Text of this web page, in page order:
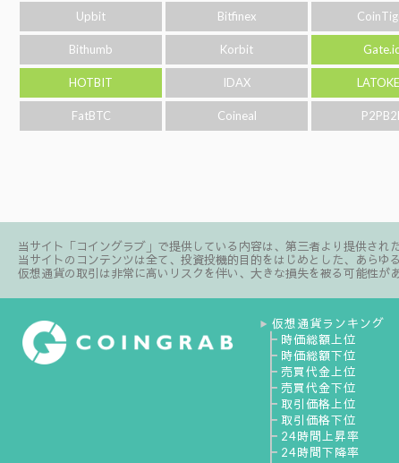
Upbit Bitfinex
Bithumb Korbit
HOTBIT IDAX
FatBTC Coineal
当サイト「コイングラブ」で提供している内容は、第三者より提供さ
当サイトのコンテンツは全て、投資投機的目的をはじめとした、あらゆ
仮想通貨の取引は非常に高いリスクを伴い、大きな損失を被る可能性が
▶ 仮想通貨ランキング
┣ 時価総額上位
┣ 時価総額下位
┣ 売買代金上位
┣ 売買代金下位
┣ 取引価格上位
┣ 取引価格下位
┣ 24時間上昇率
┣ 24時間下降率